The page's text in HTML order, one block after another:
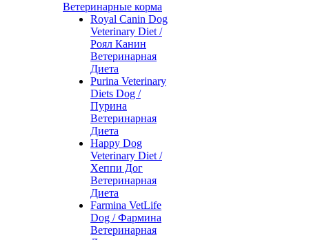
Ветеринарные корма
Royal Canin Dog
Veterinary Diet /
Роял Канин
Ветеринарная
Диета
Purina Veterinary
Diets Dog /
Пурина
Ветеринарная
Диета
Happy Dog
Veterinary Diet /
Хеппи Дог
Ветеринарная
Диета
Farmina VetLife
Dog / Фармина
Ветеринарная